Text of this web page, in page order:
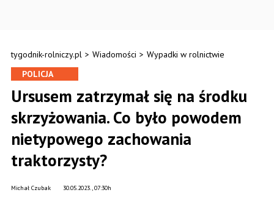
tygodnik-rolniczy.pl > Wiadomości > Wypadki w rolnictwie
POLICJA
Ursusem zatrzymał się na środku
skrzyżowania. Co było powodem
nietypowego zachowania
traktorzysty?
30.05.2023., 07:30h
Michał Czubak